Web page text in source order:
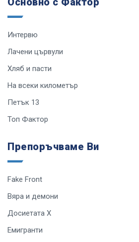
Интервю
Лачени цървули
Хляб и пасти
На всеки километър
Петък 13
Топ Фактор
Препоръчваме Ви
Fake Front
Вяра и демони
Досиетата Х
Емигранти